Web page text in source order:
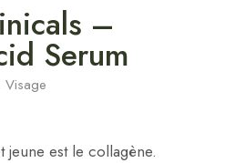
–
Serum
Visage
jeune est le collagène.